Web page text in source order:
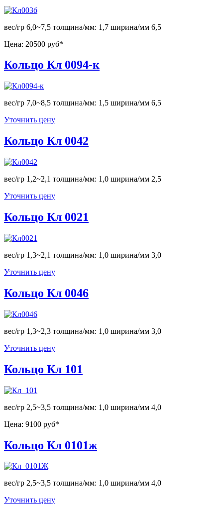
вес/гр 6,0~7,5 толщина/мм: 1,7 ширина/мм 6,5
Цена: 20500 руб*
Кольцо Кл 0094-к
вес/гр 7,0~8,5 толщина/мм: 1,5 ширина/мм 6,5
Уточнить цену
Кольцо Кл 0042
вес/гр 1,2~2,1 толщина/мм: 1,0 ширина/мм 2,5
Уточнить цену
Кольцо Кл 0021
вес/гр 1,3~2,1 толщина/мм: 1,0 ширина/мм 3,0
Уточнить цену
Кольцо Кл 0046
вес/гр 1,3~2,3 толщина/мм: 1,0 ширина/мм 3,0
Уточнить цену
Кольцо Кл 101
вес/гр 2,5~3,5 толщина/мм: 1,0 ширина/мм 4,0
Цена: 9100 руб*
Кольцо Кл 0101ж
вес/гр 2,5~3,5 толщина/мм: 1,0 ширина/мм 4,0
Уточнить цену